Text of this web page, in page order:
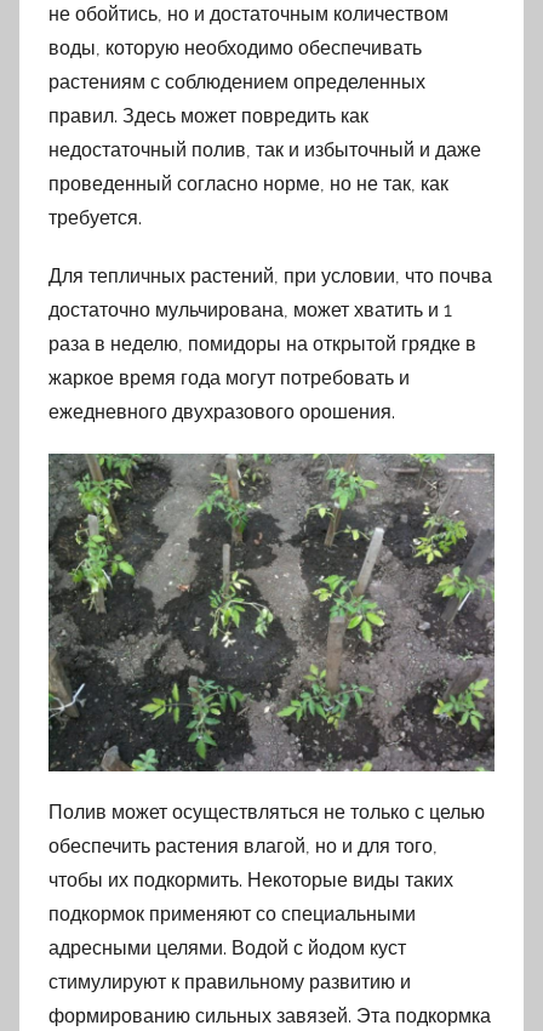
не обойтись, но и достаточным количеством
воды, которую необходимо обеспечивать
растениям с соблюдением определенных
правил. Здесь может повредить как
недостаточный полив, так и избыточный и даже
проведенный согласно норме, но не так, как
требуется.
Для тепличных растений, при условии, что почва
достаточно мульчирована, может хватить и 1
раза в неделю, помидоры на открытой грядке в
жаркое время года могут потребовать и
ежедневного двухразового орошения.
Полив может осуществляться не только с целью
обеспечить растения влагой, но и для того,
чтобы их подкормить. Некоторые виды таких
подкормок применяют со специальными
адресными целями. Водой с йодом куст
стимулируют к правильному развитию и
формированию сильных завязей. Эта подкормка